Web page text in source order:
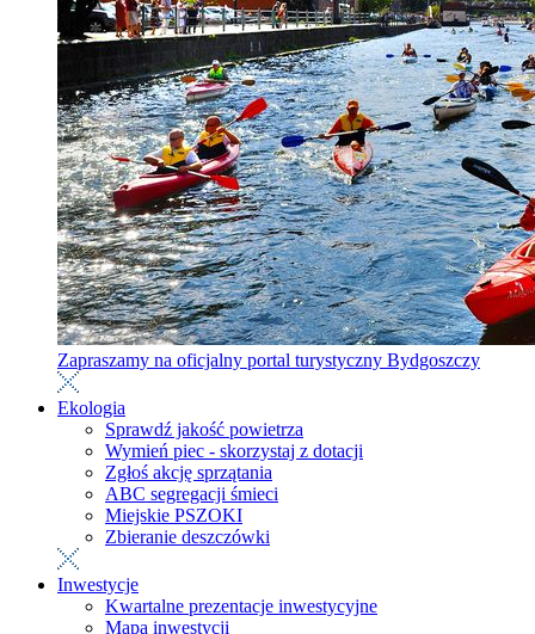
Zapraszamy na oficjalny portal turystyczny Bydgoszczy
Ekologia
Sprawdź jakość powietrza
Wymień piec - skorzystaj z dotacji
Zgłoś akcję sprzątania
ABC segregacji śmieci
Miejskie PSZOKI
Zbieranie deszczówki
Inwestycje
Kwartalne prezentacje inwestycyjne
Mapa inwestycji